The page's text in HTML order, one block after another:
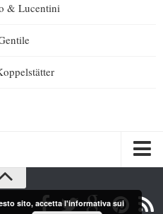
& Lucentini
sito, accetta l'informativa sui